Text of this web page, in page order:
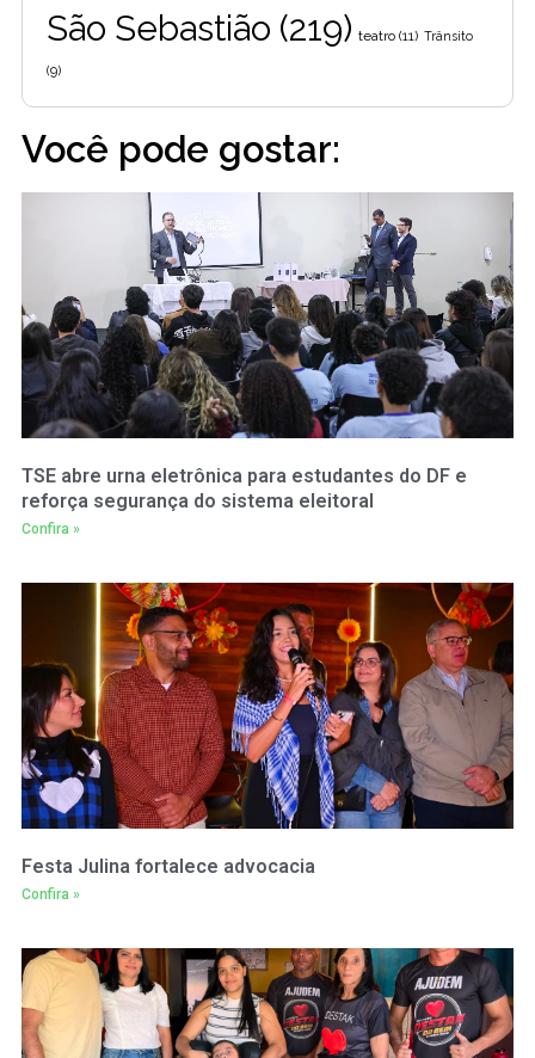
São Sebastião (219) teatro (11) Trânsito
(9)
Você pode gostar:
TSE abre urna eletrônica para estudantes do DF e
reforça segurança do sistema eleitoral
Confira »
Festa Julina fortalece advocacia
Confira »